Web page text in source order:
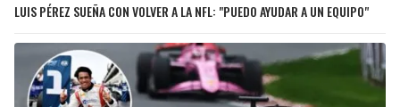
LUIS PÉREZ SUEÑA CON VOLVER A LA NFL: "PUEDO AYUDAR A UN EQUIPO"